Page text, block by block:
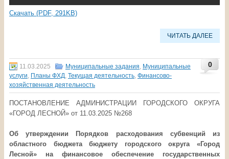
Скачать (PDF, 291KB)
ЧИТАТЬ ДАЛЕЕ
0
11.03.2025 Муниципальные задания, Муниципальные
услуги, Планы ФХД, Текущая деятельность, Финансово-
хозяйственная деятельность
ПОСТАНОВЛЕНИЕ АДМИНИСТРАЦИИ ГОРОДСКОГО ОКРУГА
«ГОРОД ЛЕСНОЙ» от 11.03.2025 №268
Об утверждении Порядков расходования субвенций из
областного бюджета бюджету городского округа «Город
Лесной» на финансовое обеспечение государственных